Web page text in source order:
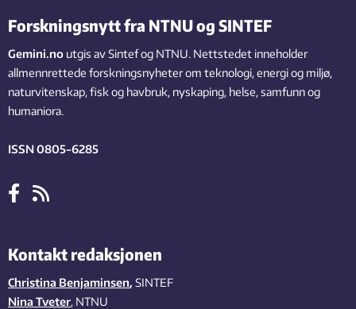
Forskningsnytt fra NTNU og SINTEF
Gemini.no utgis av Sintef og NTNU. Nettstedet inneholder
allmennrettede forskningsnyheter om teknologi, energi og miljø,
naturvitenskap, fisk og havbruk, nyskaping, helse, samfunn og
humaniora.
ISSN 0805-6285
Kontakt redaksjonen
Christina Benjaminsen, SINTEF
Nina Tveter, NTNU